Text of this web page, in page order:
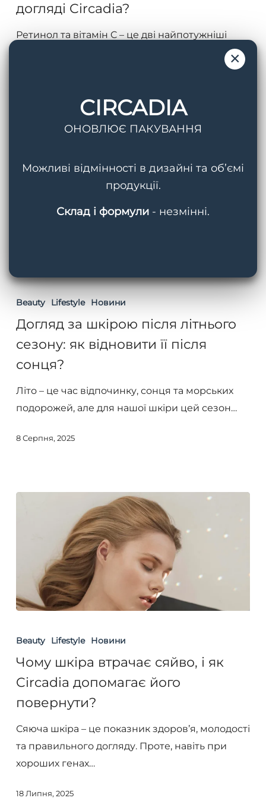
C?
правильно
догляді Circadia?
Ретинол та вітамін C – це дві найпотужніші
Догляд
за
після
літнього
сезону:
як
після
Beauty Lifestyle Новини
Догляд за шкірою після літнього
сезону: як відновити її після
сонця?
Літо – це час відпочинку, сонця та морських
подорожей, але для нашої шкіри цей сезон…
8 Серпня, 2025
шкіра
сяйво,
і
як
Circadia
Beauty Lifestyle Новини
Чому шкіра втрачає сяйво, і як
Circadia допомагає його
повернути?
Сяюча шкіра – це показник здоров’я, молодості
та правильного догляду. Проте, навіть при
хороших генах…
18 Липня, 2025
×
CIRCADIA
ОНОВЛЮЄ ПАКУВАННЯ
Можливі відмінності в дизайні та об’ємі
продукції.
Склад і формули - незмінні.